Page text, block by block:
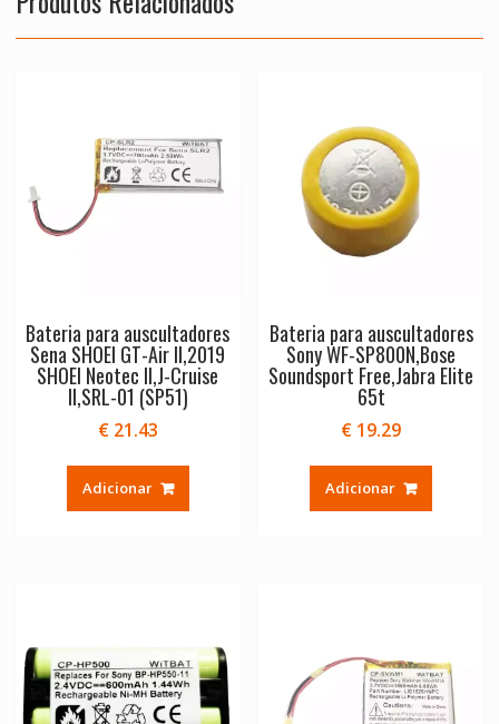
Bateria para auscultadores
Sena SHOEI GT-Air II,2019
SHOEI Neotec II,J-Cruise
II,SRL-01 (SP51)
€21.43
Adicionar
Bateria para auscultadores
Sony WF-SP800N,Bose
Soundsport Free,Jabra Elite
65t
€ 19.29
Adicionar